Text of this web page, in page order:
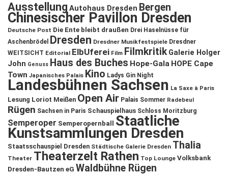
Ausstellung Autohaus Dresden Bergen
Chinesischer Pavillon Dresden
Deutsche Post Die Ente bleibt draußen Drei Haselnüsse für
Aschenbrödel
Dresden Dresdner Musikfestspiele Dresdner
WEITSICHT Editorial ElbUferei Film Filmkritik Galerie Holger
John Genuss Haus des Buches Hope-Gala HOPE Cape
Town Japanisches Palais Kino Ladys Gin Night
Landesbühnen Sachsen La Saxe à Paris
Lesung Loriot Meißen Open Air Palais Sommer Radebeul
Rügen Sachsen in Paris Schauspielhaus Schloss Moritzburg
Semperoper Semperopernball Staatliche
Kunstsammlungen Dresden
Staatsschauspiel Dresden Städtische Galerie Dresden Thalia
Theater Theaterzelt Rathen Top Lounge Volksbank
Dresden-Bautzen eG Waldbühne Rügen